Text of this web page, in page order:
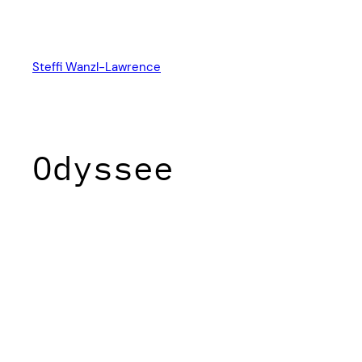
Steffi Wanzl-Lawrence
Odyssee